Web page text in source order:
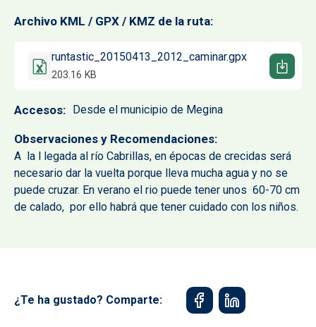
Archivo KML / GPX / KMZ de la ruta
Documento
runtastic_20150413_2012_caminar.gpx
203.16 KB
Accesos Desde el municipio de Megina
Observaciones y Recomendaciones
A la l legada al río Cabrillas, en épocas de crecidas será
necesario dar la vuelta porque lleva mucha agua y no se
puede cruzar. En verano el rio puede tener unos 60-70 cm
de calado, por ello habrá que tener cuidado con los niños.
¿Te ha gustado? Comparte: